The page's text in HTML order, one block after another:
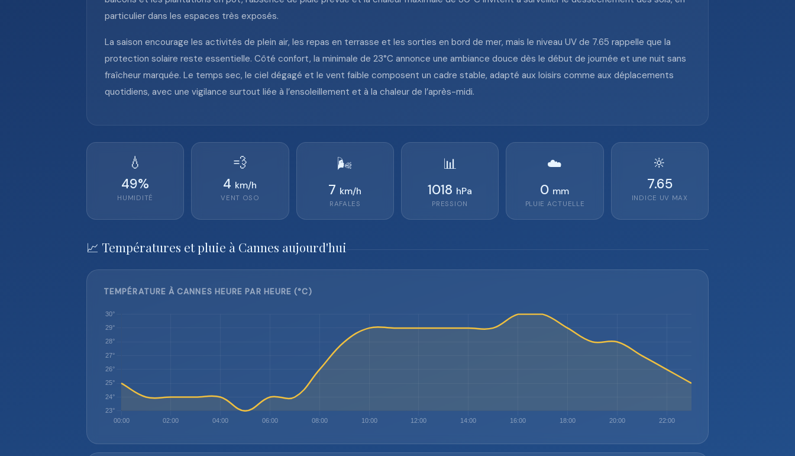
particulier dans les espaces très exposés.
La saison encourage les activités de plein air, les repas en terrasse et les sorties en bord de mer, mais le niveau UV de 7.65 rappelle que la
protection solaire reste essentielle. Côté confort, la minimale de 23°C annonce une ambiance douce dès le début de journée et une nuit sans
fraîcheur marquée. Le temps sec, le ciel dégagé et le vent faible composent un cadre stable, adapté aux loisirs comme aux déplacements
quotidiens, avec une vigilance surtout liée à l’ensoleillement et à la chaleur de l’après-midi.
💧
49%
HUMIDITÉ
💨
4 km/h
VENT OSO
🌬️
7 km/h
RAFALES
📊
1018 hPa
PRESSION
☁️
0 mm
PLUIE ACTUELLE
🔆
7.65
INDICE UV MAX
📈 Températures et pluie à Cannes aujourd'hui
TEMPÉRATURE À CANNES HEURE PAR HEURE (°C)